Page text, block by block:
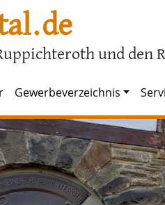
und den
Gewerbeverzeichnis